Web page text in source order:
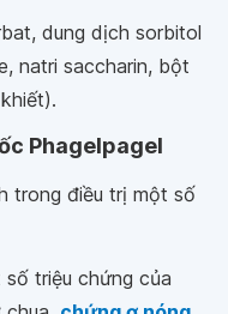
dung dịch sorbitol
natri saccharin, bột
Phagelpagel
trong điều trị một số
số triệu chứng của